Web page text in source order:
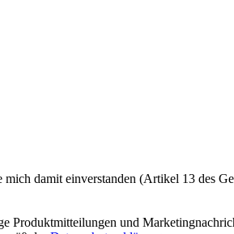
mich damit einverstanden (Artikel 13 des
Produktmitteilungen und